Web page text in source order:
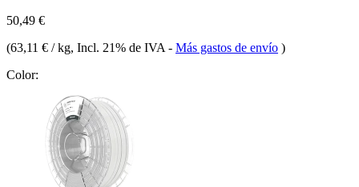
50,49 €
(63,11 € / kg, Incl. 21% de IVA - Más gastos de envío )
Color: